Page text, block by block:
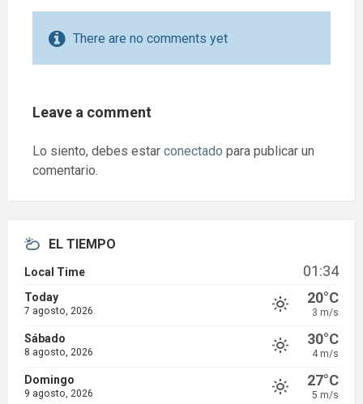
There are no comments yet
Leave a comment
Lo siento, debes estar conectado para publicar un
comentario.
EL TIEMPO
Local Time 01:34
Today
7 agosto, 2026
20°C
3 m/s
Sábado
8 agosto, 2026
30°C
4 m/s
Domingo
9 agosto, 2026
27°C
5 m/s